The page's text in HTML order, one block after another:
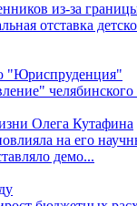
из-за
отставка
"Юриспруденция"
Олега Кутафина
на его
демо...